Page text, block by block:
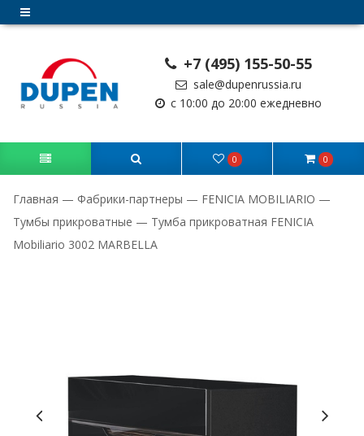
+7 (495) 155-50-55
sale@dupenrussia.ru
с 10:00 до 20:00 ежедневно
0 0
Главная — Фабрики-партнеры — FENICIA MOBILIARIO —
Тумбы прикроватные — Тумба прикроватная FENICIA
Mobiliario 3002 MARBELLA